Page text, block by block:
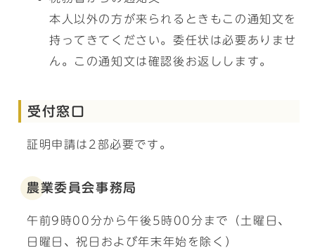
本人以外の方が来られるときもこの通知文を
持ってきてください。委任状は必要ありませ
ん。この通知文は確認後お返しします。
受付窓口
証明申請は2部必要です。
農業委員会事務局
午前9時00分から午後5時00分まで（土曜日、
日曜日、祝日および年末年始を除く）